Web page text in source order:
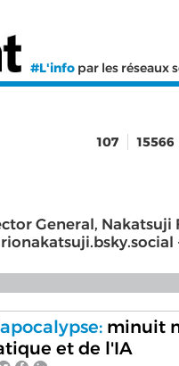
#L'info par les réseaux
107 15566
General,
minuit
et de l'IA